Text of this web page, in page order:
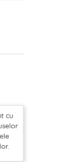
cu